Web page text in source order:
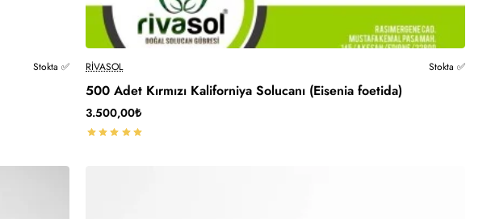
Kargo Ücretsiz
Stokta ✅
🔥 Çok Satan
Kargo Ücretsiz
RIVASOL Stokta ✅
500 Adet Kırmızı Kaliforniya Solucanı (Eisenia foetida)
3.500,00₺